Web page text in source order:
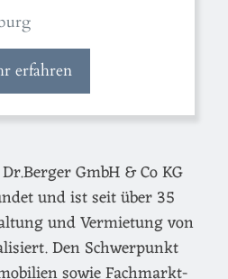
erfahren
GmbH & Co KG
und ist seit über 35
und Vermietung von
Den Schwerpunkt